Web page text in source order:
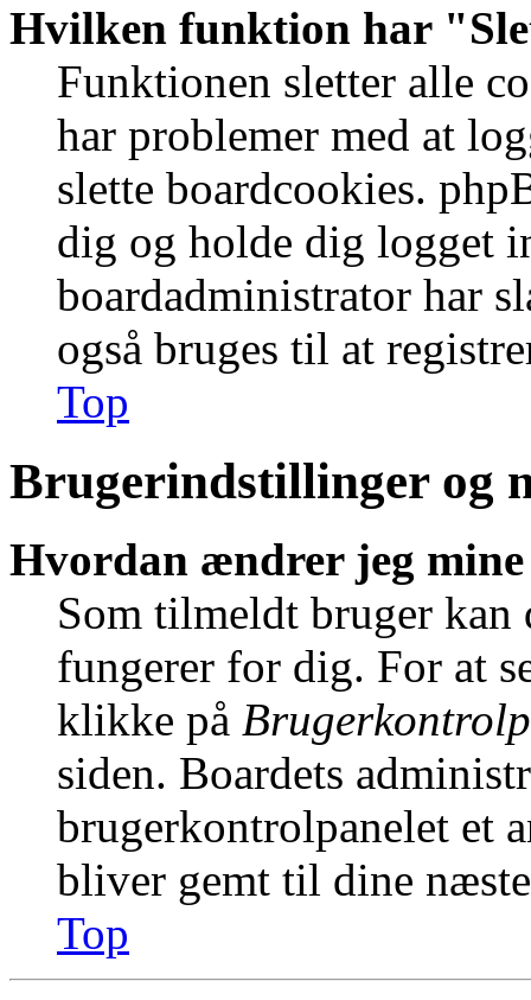
Hvilken funktion har
Funktionen sletter alle
har problemer med at
slette boardcookies.
dig og holde dig logget
boardadministrator har
også bruges til at
Top
Brugerindstillinger og
Hvordan ændrer jeg
Som tilmeldt bruger kan
fungerer for dig. For at
klikke på
siden. Boardets
brugerkontrolpanelet et
bliver gemt til dine
Top